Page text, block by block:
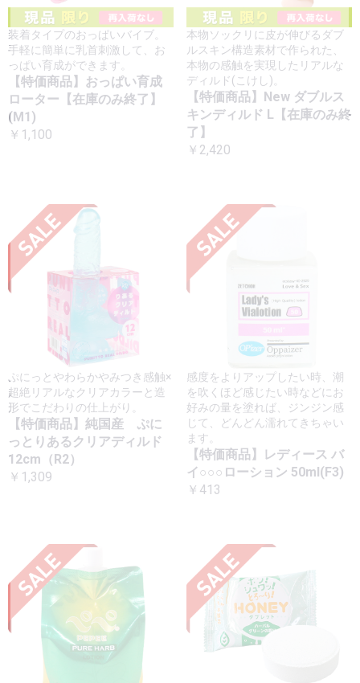
装着タイプのおっぱいバイブ。
手軽に簡単に乳首刺激して、お
っぱい育成ができます。
【特価商品】おっぱい育成
ローター【在庫のみ終了】
(M1)
￥1,100
本物ソックリに皮が伸びるダブ
ルスキン構造素材で作られた、
本物の感触を実現したリアルな
ディルド(こけし)。
【特価商品】New ダブルス
キンディルド L【在庫のみ終
了】
￥2,420
ぷにっとやわらかやみつき感触×
超絶リアルなクリアカラーと造
形でこだわりの仕上がり。
【特価商品】純国産 ぷに
っとりあるクリアディルド
12cm（R2）
￥1,309
感度をよりアップしたい時、潮
を吹くほど感じたい時などにお
好みの量を塗れば、ジンジン感
じて、どんどん濡れてきちゃい
ます。
【特価商品】レディース バ
イ○○○ローション 50ml(F3)
￥413